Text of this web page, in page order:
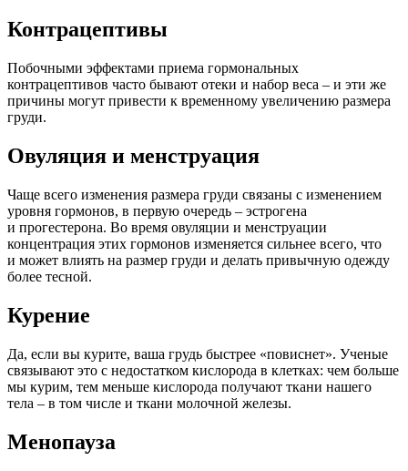
Контрацептивы
Побочными эффектами приема гормональных
контрацептивов часто бывают отеки и набор веса – и эти же
причины могут привести к временному увеличению размера
груди.
Овуляция и менструация
Чаще всего изменения размера груди связаны с изменением
уровня гормонов, в первую очередь – эстрогена
и прогестерона. Во время овуляции и менструации
концентрация этих гормонов изменяется сильнее всего, что
и может влиять на размер груди и делать привычную одежду
более тесной.
Курение
Да, если вы курите, ваша грудь быстрее «повиснет». Ученые
связывают это с недостатком кислорода в клетках: чем больше
мы курим, тем меньше кислорода получают ткани нашего
тела – в том числе и ткани молочной железы.
Менопауза